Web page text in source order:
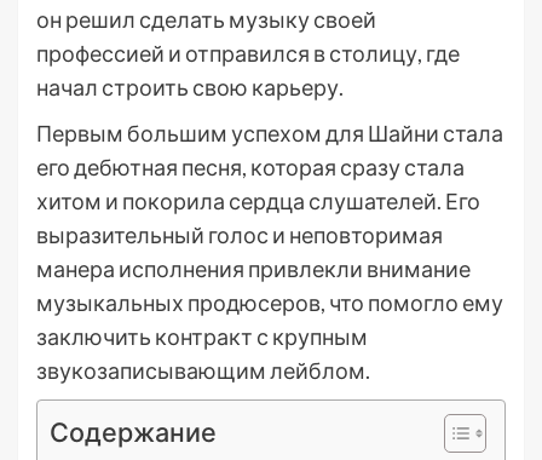
он решил сделать музыку своей
профессией и отправился в столицу, где
начал строить свою карьеру.
Первым большим успехом для Шайни стала
его дебютная песня, которая сразу стала
хитом и покорила сердца слушателей. Его
выразительный голос и неповторимая
манера исполнения привлекли внимание
музыкальных продюсеров, что помогло ему
заключить контракт с крупным
звукозаписывающим лейблом.
Содержание